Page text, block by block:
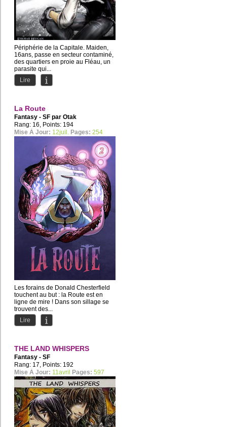
Périphérie de la Capitale. Maiden,
16ans, passe en secteur contaminé,
des quartiers en proie au Fléau, un
parasite qui...
Lire
La Route
Fantasy - SF par Otak
Rang: 16, Points: 194
Mise À Jour: 12juil. Pages: 254
Les forains de Donald Chesterfield
touchent au but : la Route est en
ligne de mire ! Dans son sillage se
trouvent des...
Lire
THE LAND WHISPERS
Fantasy - SF
Rang: 17, Points: 192
Mise À Jour: 11avril Pages: 597